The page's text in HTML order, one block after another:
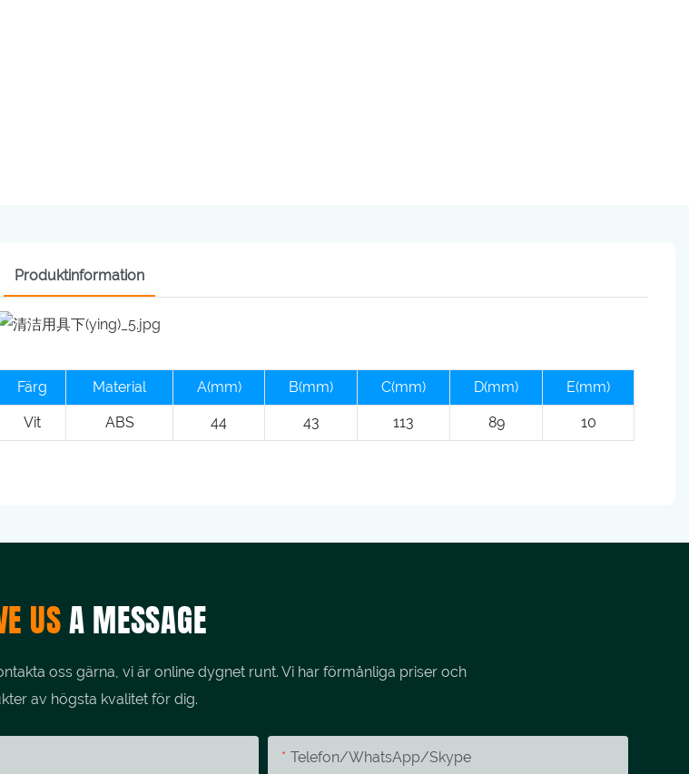
Produktinformation
Färg Material A(mm) B(mm) C(mm) D(mm) E(mm)
Vit ABS 44 43 113 89 10
USA MESSAGE
oss gärna, vi är online dygnet runt. Vi har förmånliga priser och
av högsta kvalitet för dig.
Telefon/whatsApp/skype